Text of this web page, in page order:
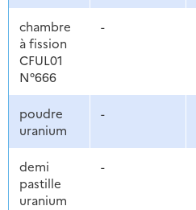
chambre
à fission
CFUL01
N°666
-
poudre
uranium
-
demi
pastille
uranium
-